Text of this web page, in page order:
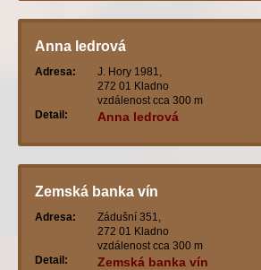
Anna ledrová
Adresa:
J. Hory 1981,
272 01 Kladno
vzdálenost cca 300 m
Detail:
Anna ledrová
Zemská banka vín
Adresa:
Zádušní 351,
272 01 Kladno
vzdálenost cca 300 m
Detail:
Zemská banka vín